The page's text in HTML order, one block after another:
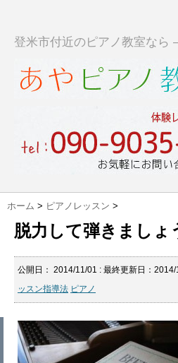
登米市付近のピアノ教室なら
ホーム > ピアノレッスン >
脱力して弾きましょ
公開日： 2014/11/01 : 最終更新日：2014/
ッスン指導法 ピアノ